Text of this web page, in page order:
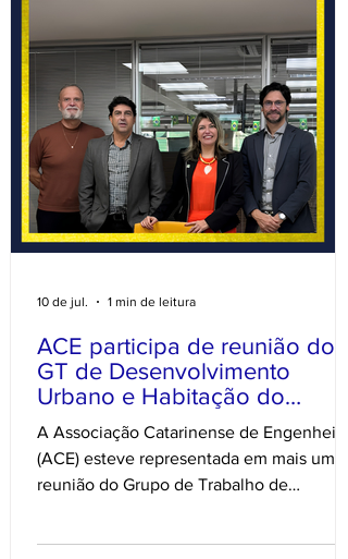
CONFEA/CREA a realizarem sua opção
pela ACE no CREANET, co
ACE participa de reunião do
GT de Desenvolvimento
Urbano e Habitação do
CONFEA em Brasília
A Associação Catarinense de
(ACE) esteve representada em mais uma
reunião do Grupo de Trabalho de
10 de jul. 1 min de leitura